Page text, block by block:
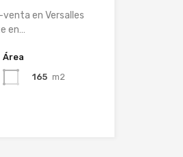
en Versalles
en…
Área
165 m2